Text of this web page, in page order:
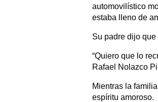
automovilístico
estaba lleno de
Su padre dijo
“Quiero que lo
Rafael Nolazco
Mientras la
espíritu amoroso.